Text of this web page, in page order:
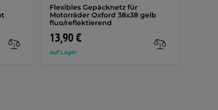
Flexibles Gepäcknetz für
Motorräder Oxford 38x38 gelb
fluo/reflektierend
13,90 €
auf Lager